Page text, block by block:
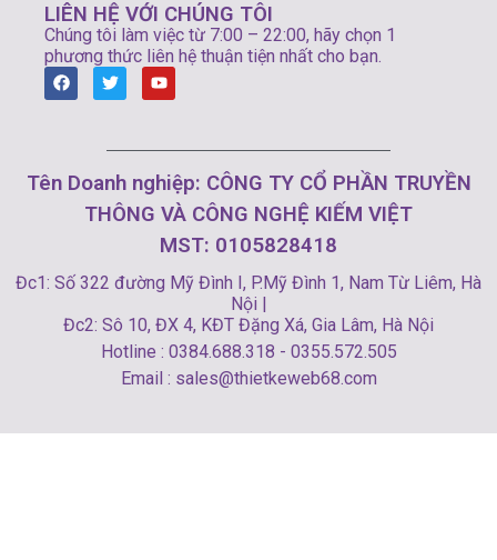
LIÊN HỆ VỚI CHÚNG TÔI
Chúng tôi làm việc từ 7:00 – 22:00, hãy chọn 1
phương thức liên hệ thuận tiện nhất cho bạn.
Tên Doanh nghiệp: CÔNG TY CỔ PHẦN TRUYỀN
THÔNG VÀ CÔNG NGHỆ KIẾM VIỆT
MST: 0105828418
Đc1: Số 322 đường Mỹ Đình I, P.Mỹ Đình 1, Nam Từ Liêm, Hà
Nội |
Đc2: Sô 10, ĐX 4, KĐT Đặng Xá, Gia Lâm, Hà Nội
Hotline : 0384.688.318 - 0355.572.505
Email : sales@thietkeweb68.com